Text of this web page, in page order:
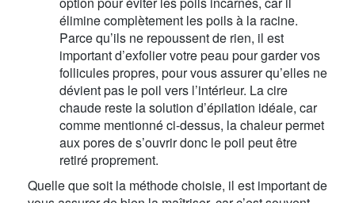
élimine complètement les poils à la racine.
Parce qu’ils ne repoussent de rien, il est
important d’exfolier votre peau pour garder vos
follicules propres, pour vous assurer qu’elles ne
dévient pas le poil vers l’intérieur. La cire
chaude reste la solution d’épilation idéale, car
comme mentionné ci-dessus, la chaleur permet
aux pores de s’ouvrir donc le poil peut être
retiré proprement.
Quelle que soit la méthode choisie, il est important de